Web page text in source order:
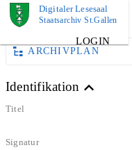
Digitaler Lesesaal
Staatsarchiv St.Gallen
LOGIN
DOKUMENT
ARCHIVPLAN
Identifikation
Titel
Signatur